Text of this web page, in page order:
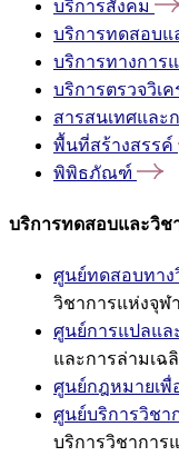
บริการสังคม
บริการทดสอบแ
บริการทางการ
บริการตรวจวิเ
สารสนเทศและ
พื้นที่สร้างสรรค์
พิพิธภัณฑ์
บริการทดสอบและวิช
ศูนย์ทดสอบทาง
วิชาการแห่งจุฬ
ศูนย์การแปลแล
และการล่ามเฉ
ศูนย์กฎหมายเพื่
ศูนย์บริการวิชา
บริการวิชาการ